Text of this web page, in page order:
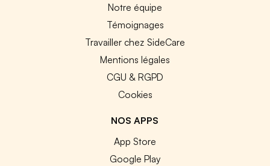
Notre équipe
Témoignages
Travailler chez SideCare
Mentions légales
CGU & RGPD
Cookies
NOS APPS
App Store
Google Play